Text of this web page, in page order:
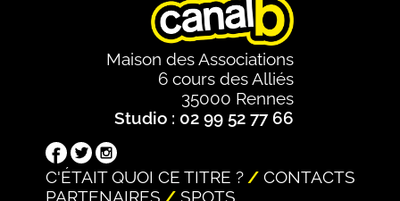
Maison des Associations
6 cours des Alliés
35000 Rennes
Studio : 02 99 52 77 66
C'ÉTAIT QUOI CE TITRE ?
CONTACTS
PARTENAIRES
SPOTS